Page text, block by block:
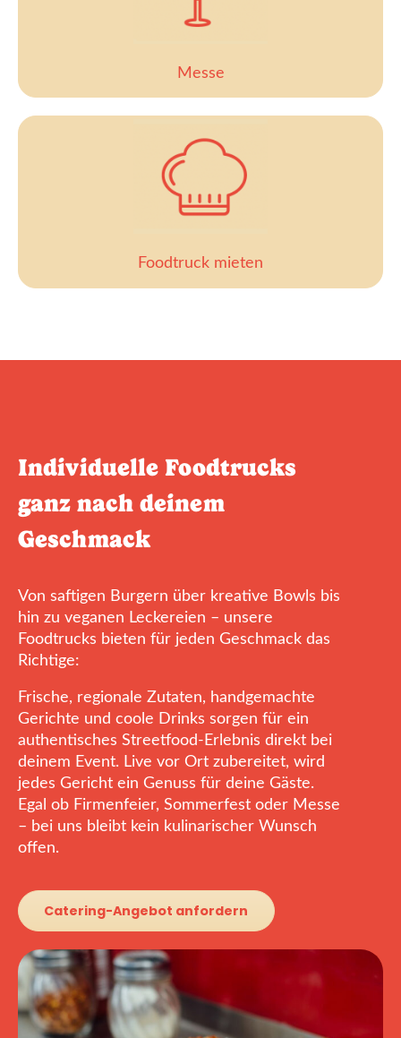
Messe
Foodtruck mieten
Individuelle Foodtrucks
ganz nach deinem
Geschmack
Von saftigen Burgern über kreative Bowls bis
hin zu veganen Leckereien – unsere
Foodtrucks bieten für jeden Geschmack das
Richtige:
Frische, regionale Zutaten, handgemachte
Gerichte und coole Drinks sorgen für ein
authentisches Streetfood-Erlebnis direkt bei
deinem Event. Live vor Ort zubereitet, wird
jedes Gericht ein Genuss für deine Gäste.
Egal ob Firmenfeier, Sommerfest oder Messe
– bei uns bleibt kein kulinarischer Wunsch
offen.
Catering-Angebot anfordern